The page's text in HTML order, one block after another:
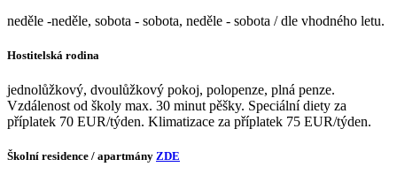
neděle -neděle, sobota - sobota, neděle - sobota / dle vhodného letu.
Hostitelská rodina
jednolůžkový, dvoulůžkový pokoj, polopenze, plná penze.
Vzdálenost od školy max. 30 minut pěšky. Speciální diety za
příplatek 70 EUR/týden. Klimatizace za příplatek 75 EUR/týden.
Školní residence / apartmány ZDE